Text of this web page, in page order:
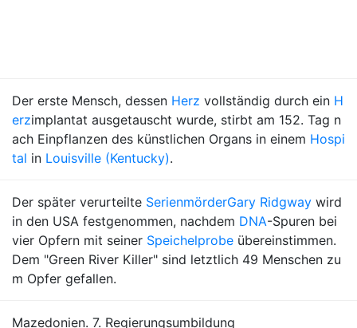
Der erste Mensch, dessen Herz vollständig durch ein H
erzimplantat ausgetauscht wurde, stirbt am 152. Tag n
ach Einpflanzen des künstlichen Organs in einem Hospi
tal in Louisville (Kentucky).
Der später verurteilte SerienmörderGary Ridgway wird
in den USA festgenommen, nachdem DNA-Spuren bei
vier Opfern mit seiner Speichelprobe übereinstimmen.
Dem "Green River Killer" sind letztlich 49 Menschen zu
m Opfer gefallen.
Mazedonien. 7. Regierungsumbildung